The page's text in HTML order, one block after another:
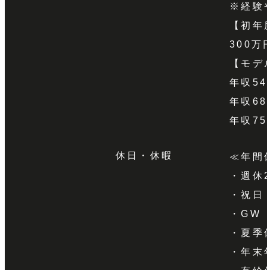
※経験
【初
300万
【モ
年収
年収
年収
休日・休暇
≪年間
・週
・祝日
・GW
・夏
・年